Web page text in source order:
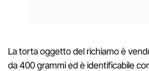
La torta oggetto del richiamo è
da 400 grammi ed è identificabile